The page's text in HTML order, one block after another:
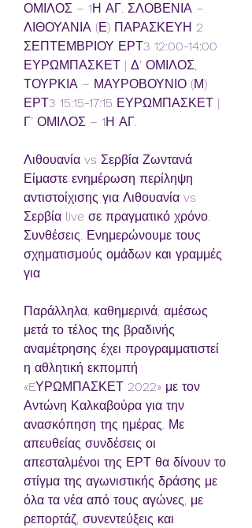
ΟΜΙΛΟΣ – 1Η ΑΓ. ΣΛΟΒΕΝΙΑ –
ΛΙΘΟΥΑΝΙΑ (Ε) ΠΑΡΑΣΚΕΥΗ 2
ΣΕΠΤΕΜΒΡΙΟΥ ΕΡΤ3 12:00-14:00
ΕΥΡΩΜΠΑΣΚΕΤ | Δ’ ΟΜΙΛΟΣ,
ΤΟΥΡΚΙΑ – ΜΑΥΡΟΒΟΥΝΙΟ (Μ)
ΕΡΤ3 15:15-17:15 ΕΥΡΩΜΠΑΣΚΕΤ |
Γ’ ΟΜΙΛΟΣ – 1Η ΑΓ.
Λιθουανία vs Σερβία Ζωντανά
Είμαστε ενημέρωση περίληψη
αντιστοίχισης για Λιθουανία vs
Σερβία live σε πραγματικό χρόνο.
Συνθέσεις. Ενημερώνουμε τους
σχηματισμούς ομάδων και γραμμές
για
Παράλληλα, καθημερινά, αμέσως
μετά το τέλος της βραδινής
αναμέτρησης έχει προγραμματιστεί
η αθλητική εκπομπή
«EΥΡΩΜΠΑΣΚΕΤ 2022» με τον
Αντώνη Καλκαβούρα για την
ανασκόπηση της ημέρας. Με
απευθείας συνδέσεις οι
απεσταλμένοι της ΕΡΤ θα δίνουν το
στίγμα της αγωνιστικής δράσης με
όλα τα νέα από τους αγώνες, με
ρεπορτάζ, συνεντεύξεις και